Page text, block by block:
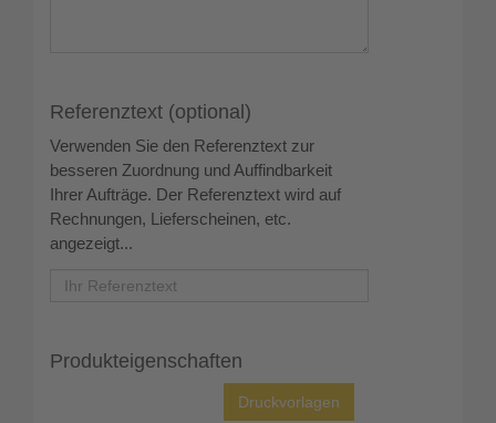
Referenztext (optional)
Verwenden Sie den Referenztext zur
besseren Zuordnung und Auffindbarkeit
Ihrer Aufträge. Der Referenztext wird auf
Rechnungen, Lieferscheinen, etc.
angezeigt...
Produkteigenschaften